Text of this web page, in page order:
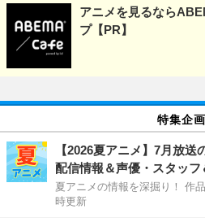
アニメを見るなら
プ【PR】
特集企画
【2026夏アニメ】7月放
配信情報＆声優・スタッフ
夏アニメの情報を深掘り！ 作
時更新